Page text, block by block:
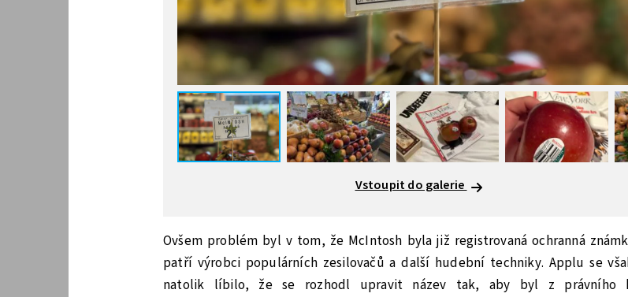
Vstoupit do galerie
Ovšem problém byl v tom, že McIntosh byla již registrovaná ochranná
patří výrobci populárních zesilovačů a další hudební techniky. Applu se
natolik líbilo, že se rozhodl upravit název tak, aby byl z právního